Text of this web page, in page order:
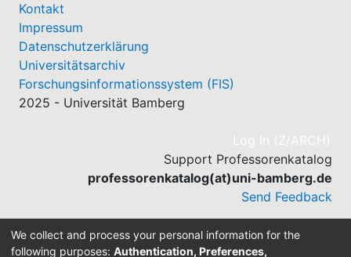
Kontakt
Impressum
Datenschutzerklärung
Universitätsarchiv
Forschungsinformationssystem (FIS)
2025 - Universität Bamberg
Log In (Z/ARCH)
Support Professorenkatalog
professorenkatalog(at)uni-bamberg.de
Send Feedback
We collect and process your personal information for the
following purposes: Authentication, Preferences,